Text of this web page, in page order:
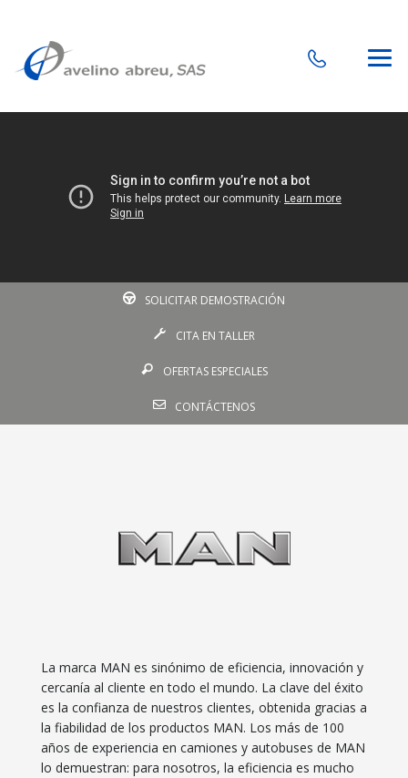
SOLICITAR DEMOSTRACIÓN
CITA EN TALLER
OFERTAS ESPECIALES
CONTÁCTENOS
La marca MAN es sinónimo de eficiencia, innovación y
cercanía al cliente en todo el mundo. La clave del éxito
es la confianza de nuestros clientes, obtenida gracias a
la fiabilidad de los productos MAN. Los más de 100
años de experiencia en camiones y autobuses de MAN
lo demuestran: para nosotros, la eficiencia es mucho